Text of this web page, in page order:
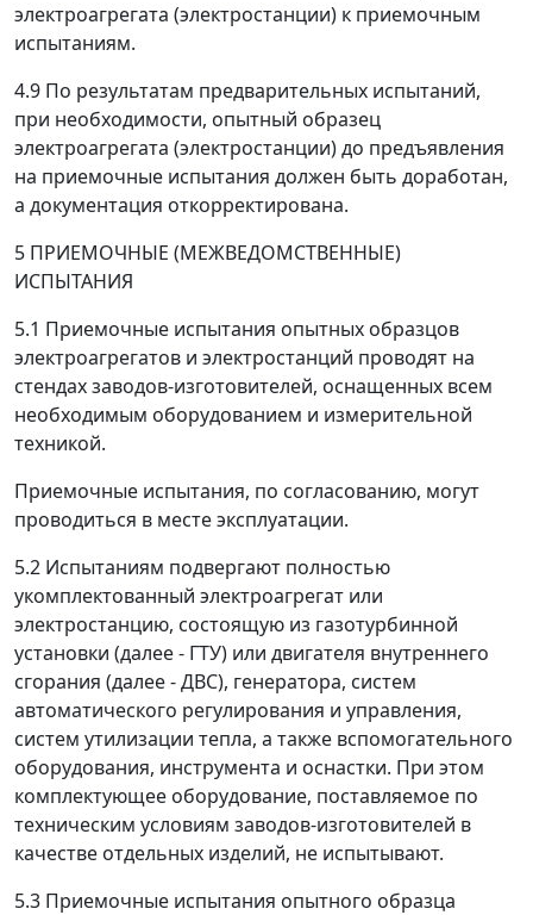
электроагрегата (электростанции) к приемочным
испытаниям.
4.9 По результатам предварительных испытаний,
при необходимости, опытный образец
электроагрегата (электростанции) до предъявления
на приемочные испытания должен быть доработан,
а документация откорректирована.
5 ПРИЕМОЧНЫЕ (МЕЖВЕДОМСТВЕННЫЕ)
ИСПЫТАНИЯ
5.1 Приемочные испытания опытных образцов
электроагрегатов и электростанций проводят на
стендах заводов-изготовителей, оснащенных всем
необходимым оборудованием и измерительной
техникой.
Приемочные испытания, по согласованию, могут
проводиться в месте эксплуатации.
5.2 Испытаниям подвергают полностью
укомплектованный электроагрегат или
электростанцию, состоящую из газотурбинной
установки (далее - ГТУ) или двигателя внутреннего
сгорания (далее - ДВС), генератора, систем
автоматического регулирования и управления,
систем утилизации тепла, а также вспомогательного
оборудования, инструмента и оснастки. При этом
комплектующее оборудование, поставляемое по
техническим условиям заводов-изготовителей в
качестве отдельных изделий, не испытывают.
5.3 Приемочные испытания опытного образца